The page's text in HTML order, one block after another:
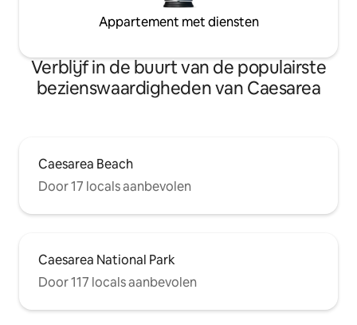
Appartement met diensten
Verblijf in de buurt van de populairste
bezienswaardigheden van Caesarea
Caesarea Beach
Door 17 locals aanbevolen
Caesarea National Park
Door 117 locals aanbevolen